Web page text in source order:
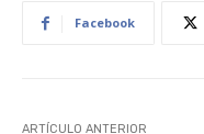
Facebook
ARTÍCULO ANTERIOR